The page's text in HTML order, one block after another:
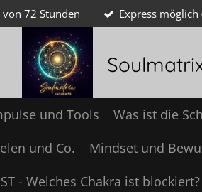
72 Stunden Express
und Tools Was ist die
und Co.
Mindset und
- Welches Chakra ist blockiert?